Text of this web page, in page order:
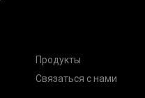
Продукты
Связаться с нами